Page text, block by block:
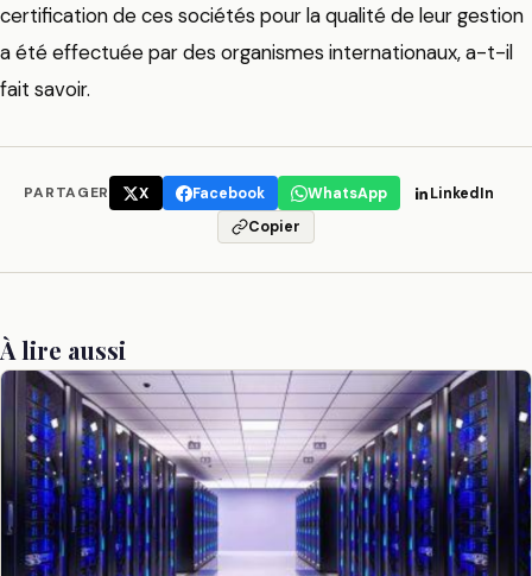
certification de ces sociétés pour la qualité de leur gestion
a été effectuée par des organismes internationaux, a-t-il
fait savoir.
PARTAGER X Facebook WhatsApp
LinkedIn
Copier
À lire aussi